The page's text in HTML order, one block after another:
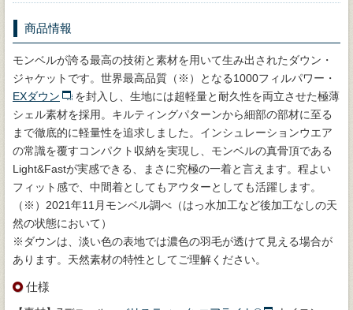
商品情報
モンベルが誇る最高の技術と素材を用いて生み出されたダウン・
ジャケットです。世界最高品質（※）となる1000フィルパワー・
EXダウン
を封入し、生地には超軽量と耐久性を両立させた極薄
シェル素材を採用。キルティングパターンから細部の部材に至る
まで徹底的に軽量性を追求しました。インシュレーションウエア
の常識を覆すコンパクト収納を実現し、モンベルの真骨頂である
Light&Fastが実感できる、まさに究極の一着と言えます。程よい
フィット感で、中間着としてもアウターとしても活躍します。
（※）2021年11月モンベル調べ（はっ水加工など後加工なしの天
然の状態において）
※ダウンは、淡い色の表地では濃色の羽毛が透けて見える場合が
あります。天然素材の特性としてご理解ください。
仕様